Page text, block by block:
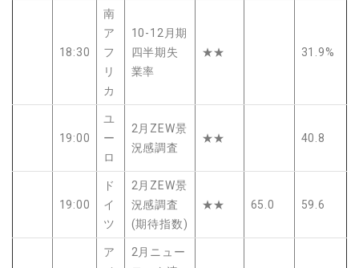
18:30
南
ア
フ
リ
カ
10-12月期
四半期失
業率
★★ 31.9%
19:00
ユ
ー
ロ
2月ZEW景
況感調査
★★ 40.8
19:00
ド
イ
ツ
2月ZEW景
況感調査
(期待指数)
★★ 65.0 59.6
ア
2月ニュー